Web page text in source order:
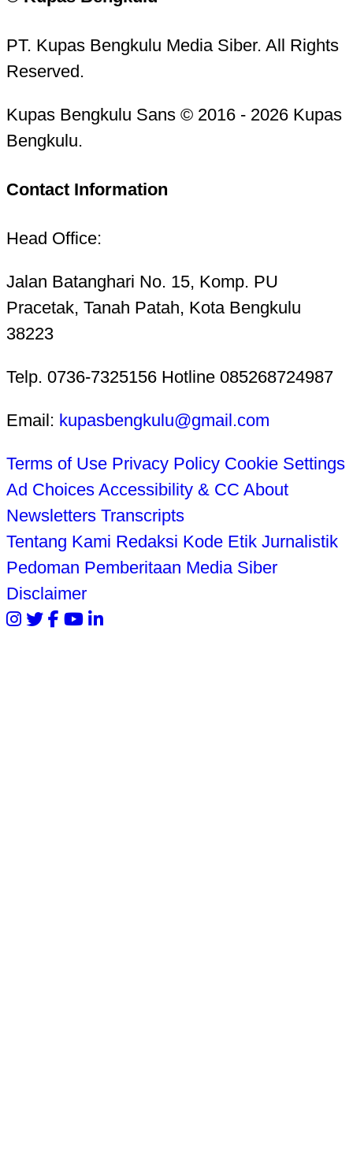
PT. Kupas Bengkulu Media Siber. All Rights
Reserved.
Kupas Bengkulu Sans © 2016 - 2026 Kupas
Bengkulu.
Contact Information
Head Office:
Jalan Batanghari No. 15, Komp. PU
Pracetak, Tanah Patah, Kota Bengkulu
38223
Telp. 0736-7325156 Hotline 085268724987
Email: kupasbengkulu@gmail.com
Terms of Use Privacy Policy Cookie Settings
Ad Choices Accessibility & CC About
Newsletters Transcripts
Tentang Kami Redaksi Kode Etik Jurnalistik
Pedoman Pemberitaan Media Siber
Disclaimer